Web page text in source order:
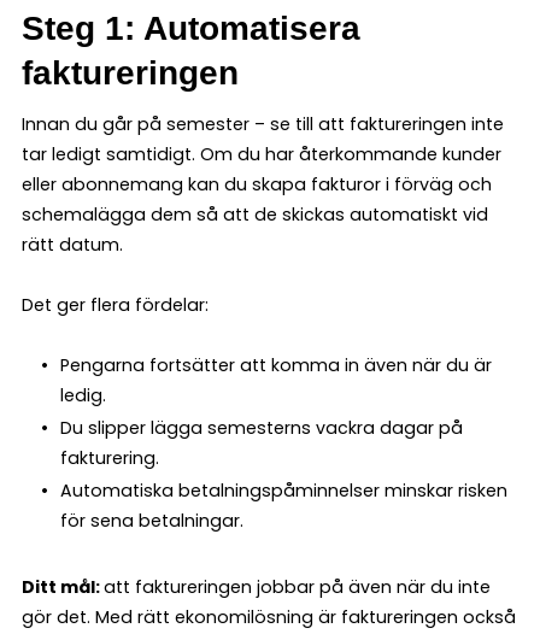
Steg 1: Automatisera
faktureringen
Innan du går på semester – se till att faktureringen inte
tar ledigt samtidigt. Om du har återkommande kunder
eller abonnemang kan du skapa fakturor i förväg och
schemalägga dem så att de skickas automatiskt vid
rätt datum.
Det ger flera fördelar:
Pengarna fortsätter att komma in även när du är
ledig.
Du slipper lägga semesterns vackra dagar på
fakturering.
Automatiska betalningspåminnelser minskar risken
för sena betalningar.
Ditt mål:att faktureringen jobbar på även när du inte
gör det. Med rätt ekonomilösning är faktureringen också